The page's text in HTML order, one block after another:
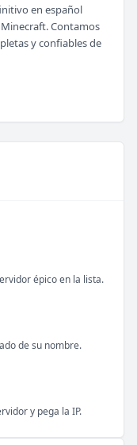
en español
Contamos
y confiables de
épico en la lista.
de su nombre.
y pega la IP.